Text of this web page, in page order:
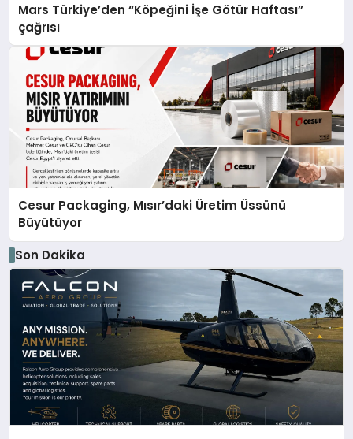
Mars Türkiye’den “Köpeğini İşe Götür Haftası”
çağrısı
Cesur Packaging, Mısır’daki Üretim Üssünü
Büyütüyor
Son Dakika